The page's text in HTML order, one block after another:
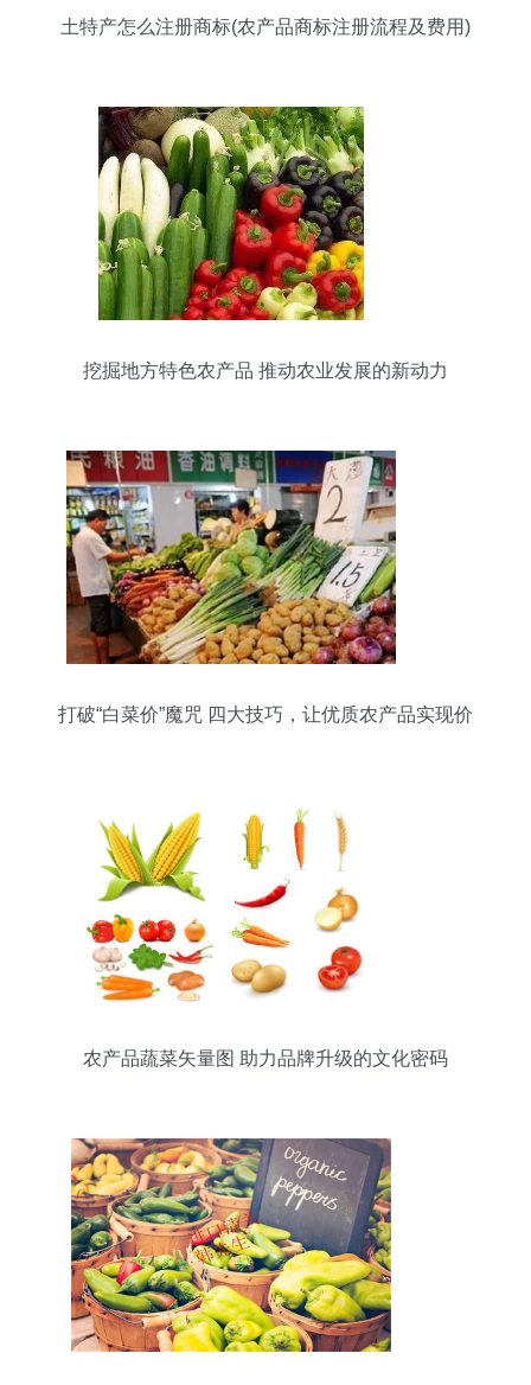
土特产怎么注册商标(农产品商标注册流程及费用)
挖掘地方特色农产品 推动农业发展的新动力
打破“白菜价”魔咒 四大技巧，让优质农产品实现价
农产品蔬菜矢量图 助力品牌升级的文化密码